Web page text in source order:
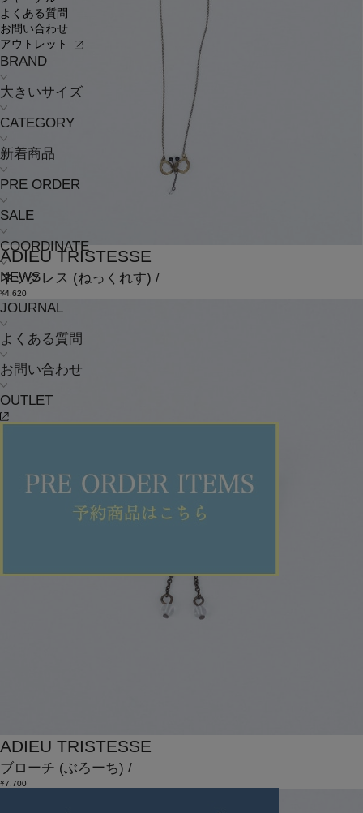
よくある質問
お問い合わせ
アウトレット
BRAND
大きいサイズ
CATEGORY
新着商品
PRE ORDER
SALE
COORDINATE
NEWS
JOURNAL
よくある質問
お問い合わせ
OUTLET
ADIEU TRISTESSE
ネックレス (ねっくれす) /
¥4,620
ADIEU TRISTESSE
ブローチ (ぶろーち) /
¥7,700